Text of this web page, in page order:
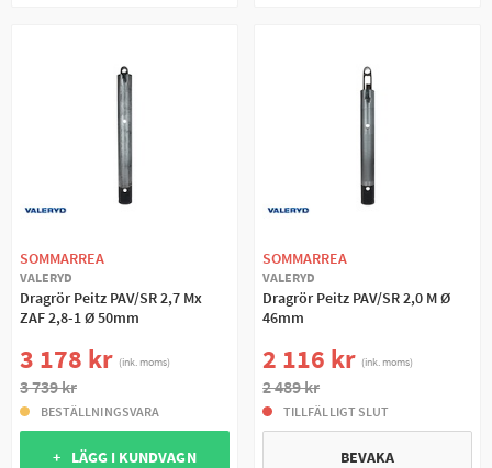
SOMMARREA
VALERYD
Dragrör Peitz PAV/SR 2,7 Mx
ZAF 2,8-1 Ø 50mm
3 178 kr (ink. moms)
3 739 kr
BESTÄLLNINGSVARA
+ LÄGG I KUNDVAGN
SOMMARREA
VALERYD
Dragrör Peitz PAV/SR 2,0 M Ø
46mm
2 116 kr (ink. moms)
2 489 kr
TILLFÄLLIGT SLUT
BEVAKA